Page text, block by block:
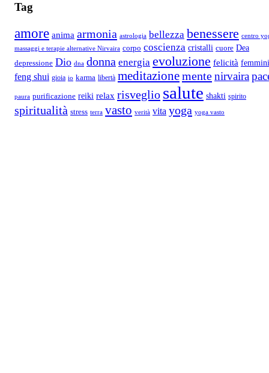
Tag
amore anima armonia astrologia bellezza benessere centro
massaggi e terapie alternative Nirvaira corpo coscienza cristalli cuore Dea
depressione Dio dna donna energia evoluzione felicità
feng shui gioia io karma libertà meditazionementenirvaira
paura purificazione reiki relax risveglio salute shakti spirito
spiritualità stress terra vasto verità vita yoga yoga vasto